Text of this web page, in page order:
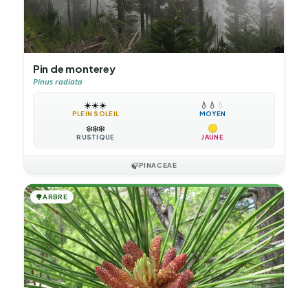
Pin de monterey
Pinus radiata
☀️☀️☀️
PLEIN SOLEIL
💧 💧 💧
MOYEN
❄️❄️❄️
RUSTIQUE JAUNE
🍃PINACEAE
🌳ARBRE